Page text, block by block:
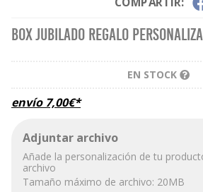
Box jubilado regalo
EN STOCK
envío 7,00€*
Adjuntar archivo
Añade la personalización de tu
archivo
Tamaño máximo de archivo: 20MB